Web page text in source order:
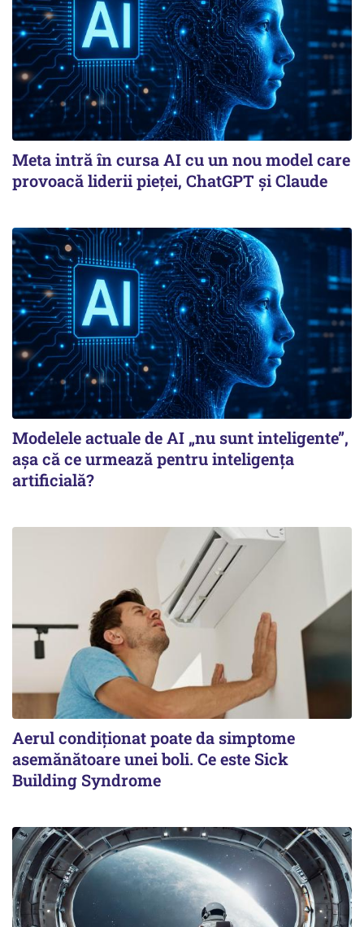
Meta intră în cursa AI cu un nou model care
provoacă liderii pieței, ChatGPT și Claude
Modelele actuale de AI „nu sunt inteligente”,
așa că ce urmează pentru inteligența
artificială?
Aerul condiționat poate da simptome
asemănătoare unei boli. Ce este Sick
Building Syndrome